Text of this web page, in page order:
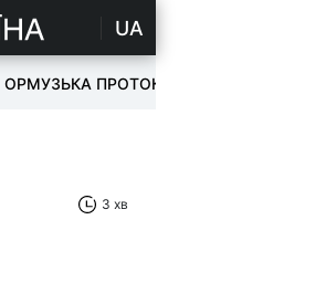
UA
ОРМУЗЬКА ПРОТОКА
3 хв